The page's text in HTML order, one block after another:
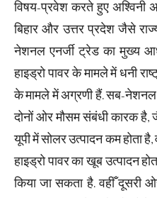
विषय-प्रवेश करते हुए अश्विनी
बिहार और उत्तर प्रदेश जैसे
नेशनल एनर्जी ट्रेड का मुख्य
हाइड्रो पावर के मामले में धनी
के मामले में अग्रणी हैं. सब-नेशनल
दोनों ओर मौसम संबंधी कारक
यूपी में सोलर उत्पादन कम होता
हाइड्रो पावर का खूब उत्पादन
किया जा सकता है. वहीँ दूसरी